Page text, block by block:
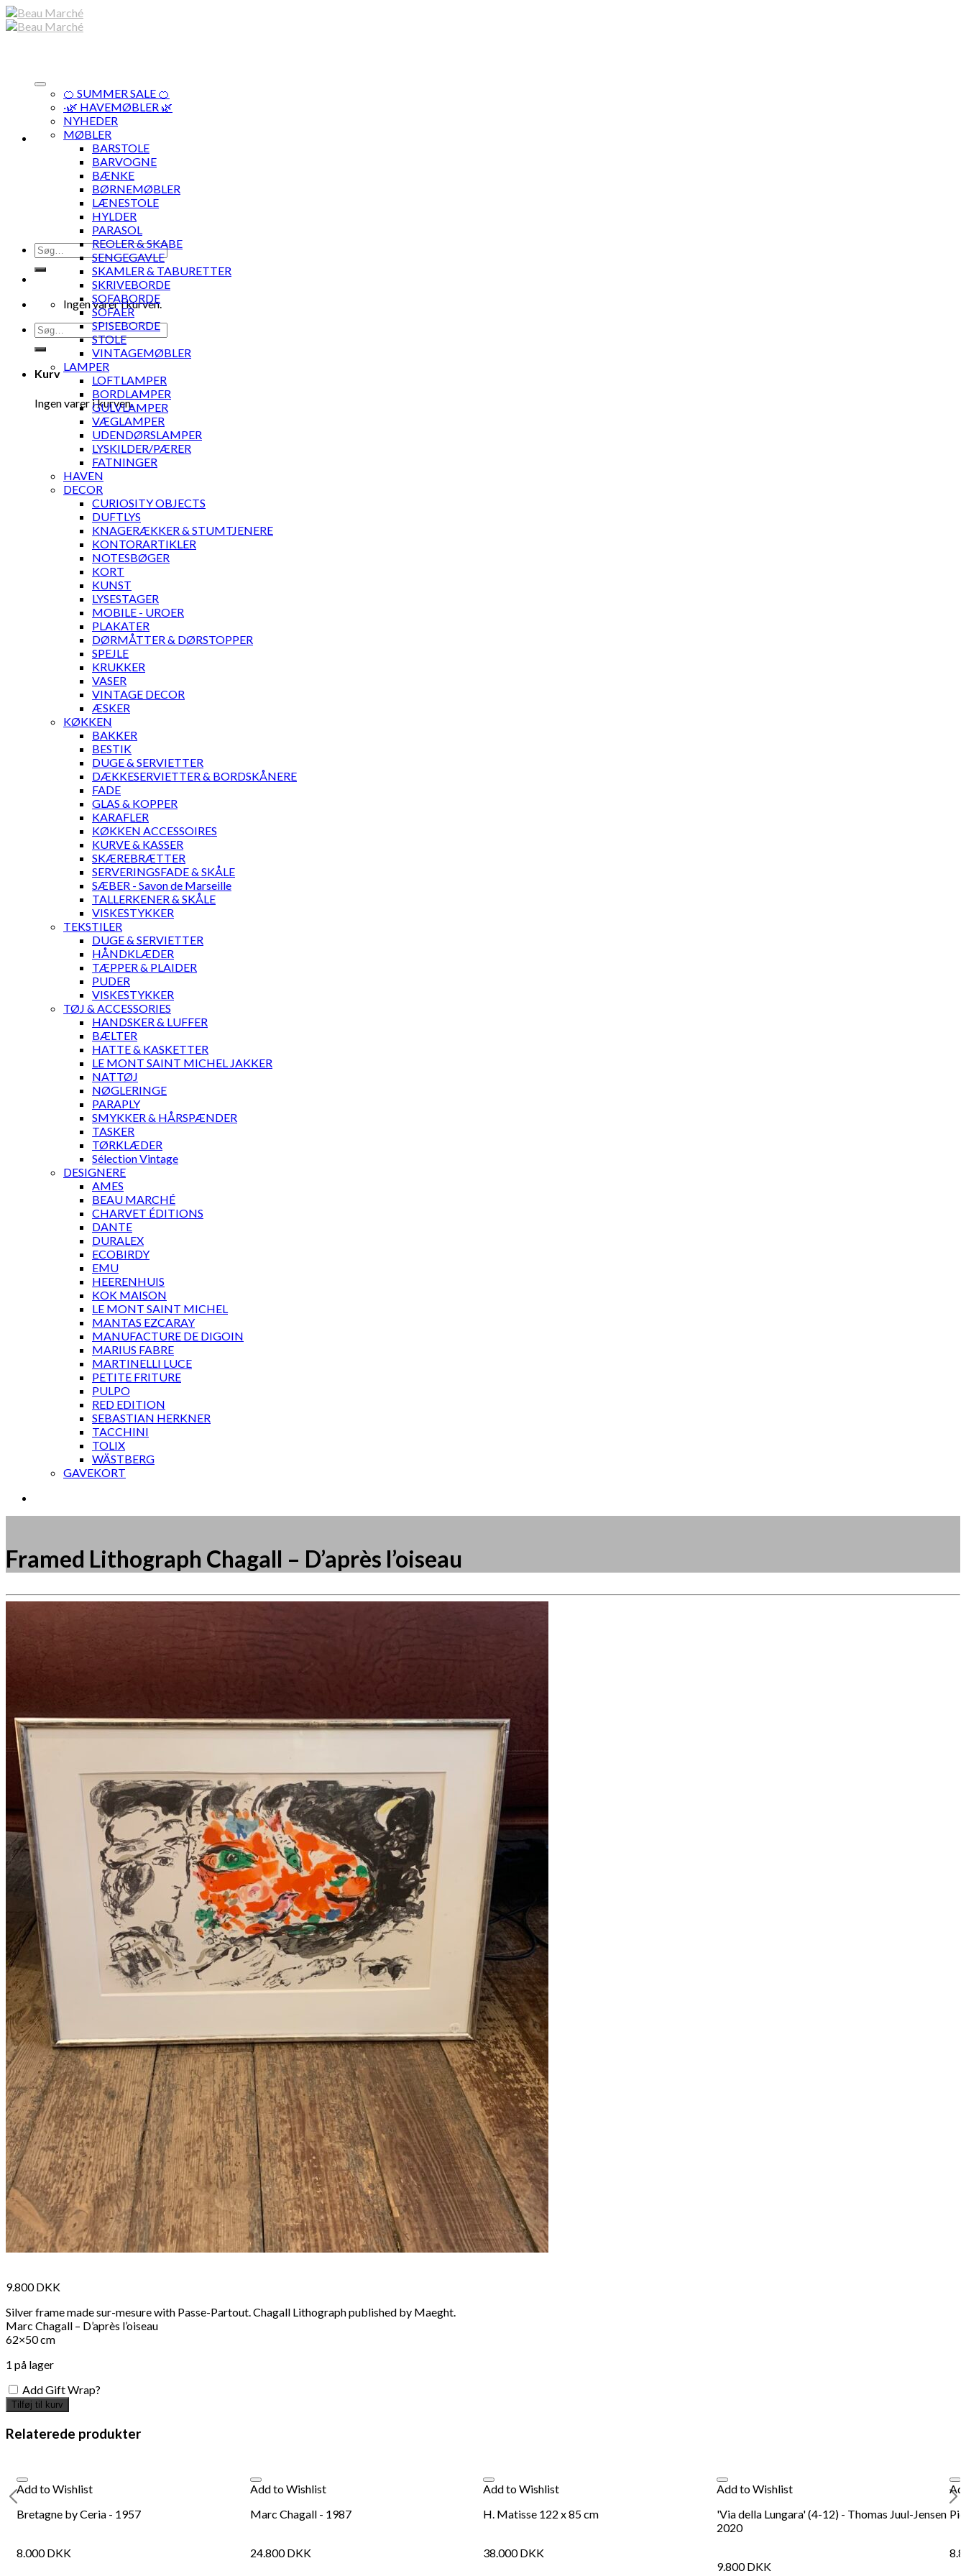
Skip
to
Søg
efter:
Ingen varer i kurven.
Søg
efter:
Kurv
Ingen varer i kurven.
🍊 SUMMER SALE 🍊
·🌿 HAVEMØBLER 🌿
NYHEDER
MØBLER
BARSTOLE
BARVOGNE
BÆNKE
BØRNEMØBLER
LÆNESTOLE
HYLDER
PARASOL
REOLER & SKABE
SENGEGAVLE
SKAMLER & TABURETTER
SKRIVEBORDE
SOFABORDE
SOFAER
SPISEBORDE
STOLE
VINTAGEMØBLER
LAMPER
LOFTLAMPER
BORDLAMPER
GULVLAMPER
VÆGLAMPER
UDENDØRSLAMPER
LYSKILDER/PÆRER
FATNINGER
HAVEN
DECOR
CURIOSITY OBJECTS
DUFTLYS
KNAGERÆKKER & STUMTJENERE
KONTORARTIKLER
NOTESBØGER
KORT
KUNST
LYSESTAGER
MOBILE - UROER
PLAKATER
DØRMÅTTER & DØRSTOPPER
SPEJLE
KRUKKER
VASER
VINTAGE DECOR
ÆSKER
KØKKEN
BAKKER
BESTIK
DUGE & SERVIETTER
DÆKKESERVIETTER & BORDSKÅNERE
FADE
GLAS & KOPPER
KARAFLER
KØKKEN ACCESSOIRES
KURVE & KASSER
SKÆREBRÆTTER
SERVERINGSFADE & SKÅLE
SÆBER - Savon de Marseille
TALLERKENER & SKÅLE
VISKESTYKKER
TEKSTILER
DUGE & SERVIETTER
HÅNDKLÆDER
TÆPPER & PLAIDER
PUDER
VISKESTYKKER
TØJ & ACCESSORIES
HANDSKER & LUFFER
BÆLTER
HATTE & KASKETTER
LE MONT SAINT MICHEL JAKKER
NATTØJ
NØGLERINGE
PARAPLY
SMYKKER & HÅRSPÆNDER
TASKER
TØRKLÆDER
Sélection Vintage
DESIGNERE
AMES
BEAU MARCHÉ
CHARVET ÉDITIONS
DANTE
DURALEX
ECOBIRDY
EMU
HEERENHUIS
KOK MAISON
LE MONT SAINT MICHEL
MANTAS EZCARAY
MANUFACTURE DE DIGOIN
MARIUS FABRE
MARTINELLI LUCE
PETITE FRITURE
PULPO
RED EDITION
SEBASTIAN HERKNER
TACCHINI
TOLIX
WÄSTBERG
GAVEKORT
Framed Lithograph Chagall – D’après l’oiseau
Måske kunne nogle af disse produkter have din interesse?
Add to Wishlist
easter egg 2
28DKK Tilføj til kurv
Se kurvKasse
9.800DKK
Silver frame made sur-mesure with Passe-Partout. Chagall Lithograph published by Maeght.
Marc Chagall – D’après l’oiseau
62×50 cm
1 på lager
Add Gift Wrap?
Tilføj til kurv
Relaterede produkter
Add to Wishlist
Bretagne by Ceria - 1957
8.000DKK
Add to Wishlist
Marc Chagall - 1987
24.800DKK
Add to Wishlist
H. Matisse 122 x 85 cm
38.000DKK
Add to Wishlist
'Via della Lungara' (4-12) - Thomas Juul-Jensen
2020
9.800DKK